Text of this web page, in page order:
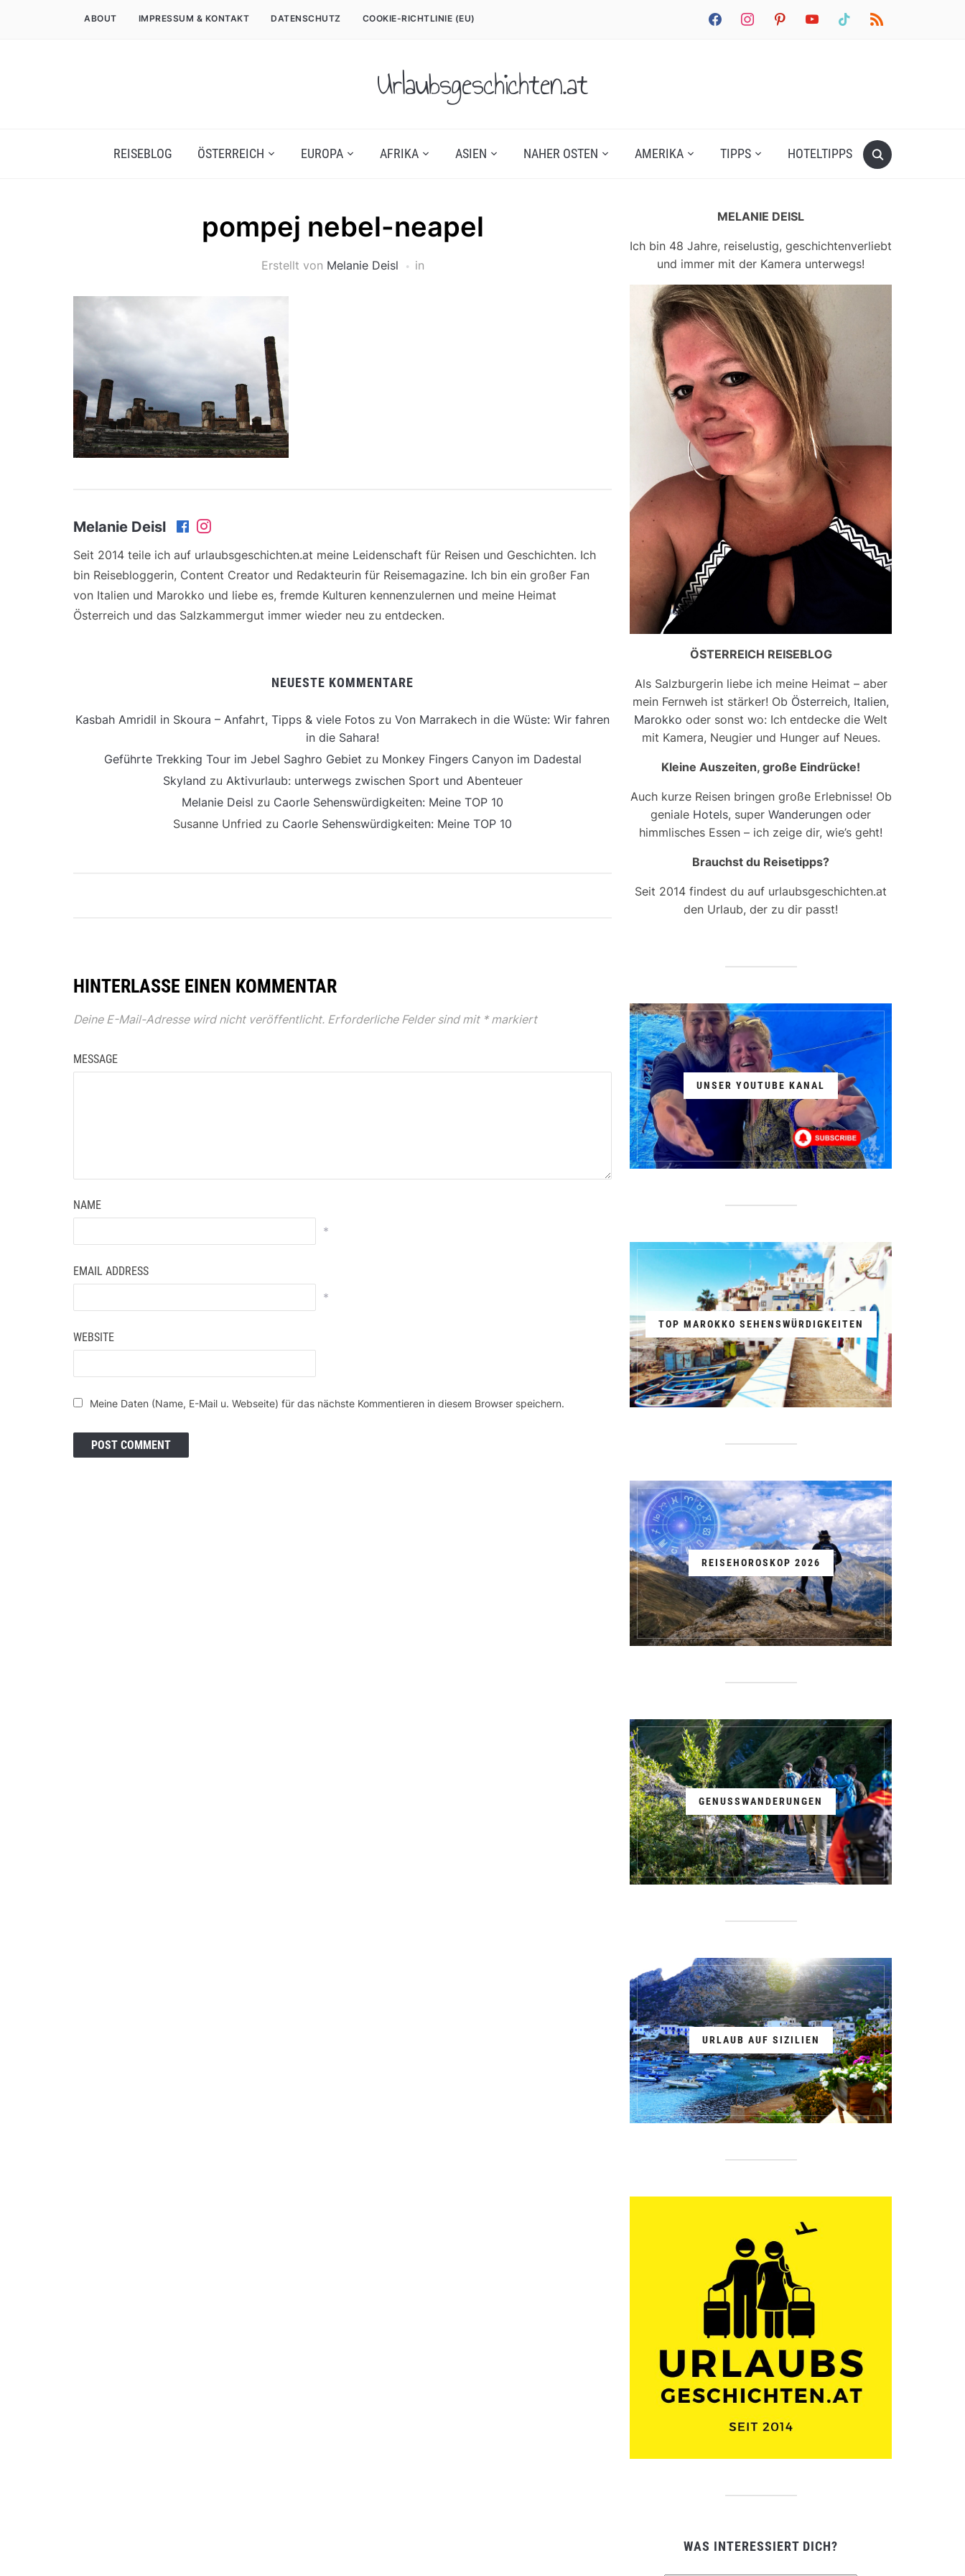
facebookinstagrampinterestyoutube tiktok rss
ABOUT IMPRESSUM & KONTAKT DATENSCHUTZ COOKIE-RICHTLINIE (EU)
Urlaubsgeschichten.at
REISEBLOG ÖSTERREICH EUROPA AFRIKA ASIEN NAHER OSTEN AMERIKA TIPPS HOTELTIPPS
pompej nebel-neapel
Erstellt von Melanie Deisl in
Melanie Deisl
Seit 2014 teile ich auf urlaubsgeschichten.at meine Leidenschaft für Reisen und Geschichten. Ich
bin Reisebloggerin, Content Creator und Redakteurin für Reisemagazine. Ich bin ein großer Fan
von Italien und Marokko und liebe es, fremde Kulturen kennenzulernen und meine Heimat
Österreich und das Salzkammergut immer wieder neu zu entdecken.
NEUESTE KOMMENTARE
Kasbah Amridil in Skoura – Anfahrt, Tipps & viele Fotos zu Von Marrakech in die Wüste: Wir fahren
in die Sahara!
Geführte Trekking Tour im Jebel Saghro Gebiet zu Monkey Fingers Canyon im Dadestal
Skyland zu Aktivurlaub: unterwegs zwischen Sport und Abenteuer
Melanie Deisl zu Caorle Sehenswürdigkeiten: Meine TOP 10
Susanne Unfried zu Caorle Sehenswürdigkeiten: Meine TOP 10
HINTERLASSE EINEN KOMMENTAR
Deine E-Mail-Adresse wird nicht veröffentlicht. Erforderliche Felder sind mit *markiert
MESSAGE
NAME
*
EMAIL ADDRESS
*
WEBSITE
Meine Daten (Name, E-Mail u. Webseite) für das nächste Kommentieren in diesem Browser speichern.
MELANIE DEISL
Ich bin 48 Jahre, reiselustig, geschichtenverliebt
und immer mit der Kamera unterwegs!
ÖSTERREICH REISEBLOG
Als Salzburgerin liebe ich meine Heimat – aber
mein Fernweh ist stärker! Ob Österreich, Italien,
Marokko oder sonst wo: Ich entdecke die Welt
mit Kamera, Neugier und Hunger auf Neues.
Kleine Auszeiten, große Eindrücke!
Auch kurze Reisen bringen große Erlebnisse! Ob
geniale Hotels, super Wanderungen oder
himmlisches Essen – ich zeige dir, wie’s geht!
Brauchst du Reisetipps?
Seit 2014 findest du auf urlaubsgeschichten.at
den Urlaub, der zu dir passt!
UNSER YOUTUBE KANAL
TOP MAROKKO SEHENSWÜRDIGKEITEN
REISEHOROSKOP 2026
GENUSSWANDERUNGEN
URLAUB AUF SIZILIEN
WAS INTERESSIERT DICH?